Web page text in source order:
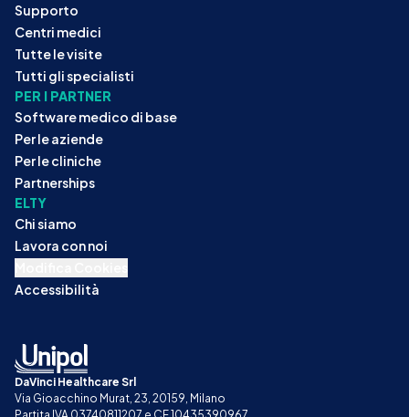
Supporto
Centri medici
Tutte le visite
Tutti gli specialisti
PER I PARTNER
Software medico di base
Per le aziende
Per le cliniche
Partnerships
ELTY
Chi siamo
Lavora con noi
Accessibilità
DaVinci Healthcare Srl
Via Gioacchino Murat, 23, 20159, Milano